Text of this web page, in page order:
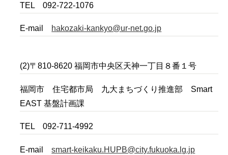
TEL 092-722-1076
E-mail hakozaki-kankyo@ur-net.go.jp
(2)〒810-8620 福岡市中央区天神一丁目８番１号
福岡市 住宅都市局 九大まちづくり推進部 Smart
EAST 基盤計画課
TEL 092-711-4992
E-mailsmart-keikaku.HUPB@city.fukuoka.lg.jp